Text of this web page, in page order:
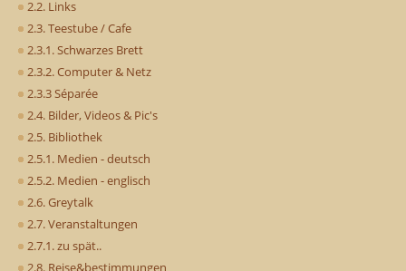
2.2. Links
2.3. Teestube / Cafe
2.3.1. Schwarzes Brett
2.3.2. Computer & Netz
2.3.3 Séparée
2.4. Bilder, Videos & Pic's
2.5. Bibliothek
2.5.1. Medien - deutsch
2.5.2. Medien - englisch
2.6. Greytalk
2.7. Veranstaltungen
2.7.1. zu spät..
2.8. Reise&bestimmungen